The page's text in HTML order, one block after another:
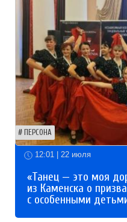
ПЕРСОНА
12:01 | 22 июля
«Танец — это моя
из Каменска о
с особенными